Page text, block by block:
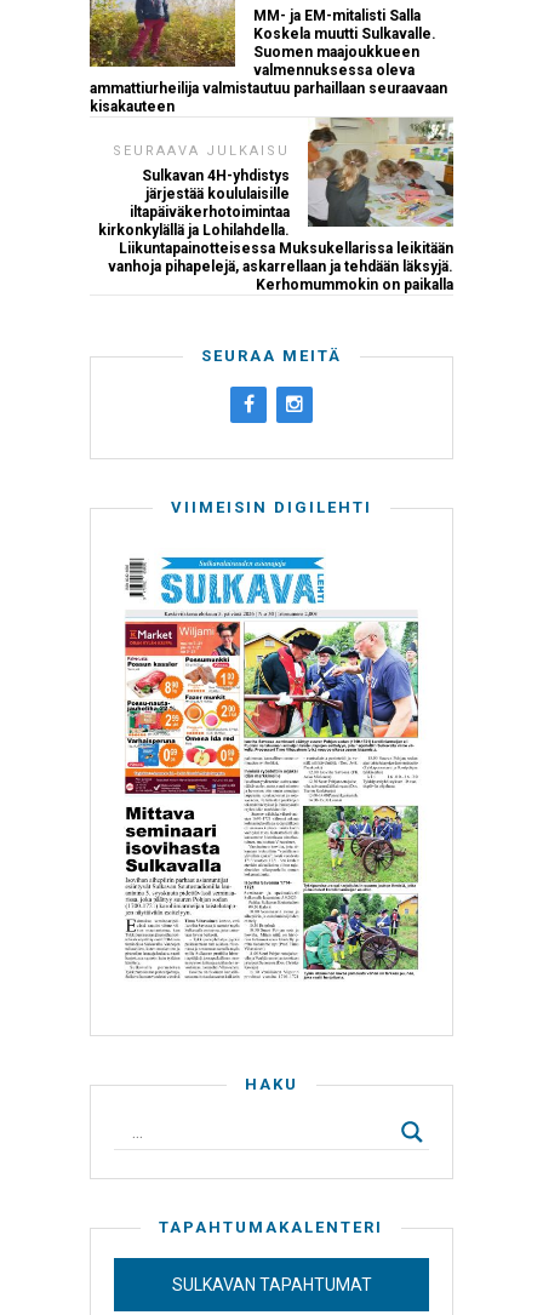
MM- ja EM-mitalisti Salla
Koskela muutti Sulkavalle.
Suomen maajoukkueen
valmennuksessa oleva
ammattiurheilija valmistautuu parhaillaan seuraavaan
kisakauteen
SEURAAVA JULKAISU
Sulkavan 4H-yhdistys
järjestää koululaisille
iltapäiväkerhotoimintaa
kirkonkylällä ja Lohilahdella.
Liikuntapainotteisessa Muksukellarissa leikitään
vanhoja pihapelejä, askarrellaan ja tehdään läksyjä.
Kerhomummokin on paikalla
SEURAA MEITÄ
VIIMEISIN DIGILEHTI
HAKU
TAPAHTUMAKALENTERI
SULKAVAN TAPAHTUMAT